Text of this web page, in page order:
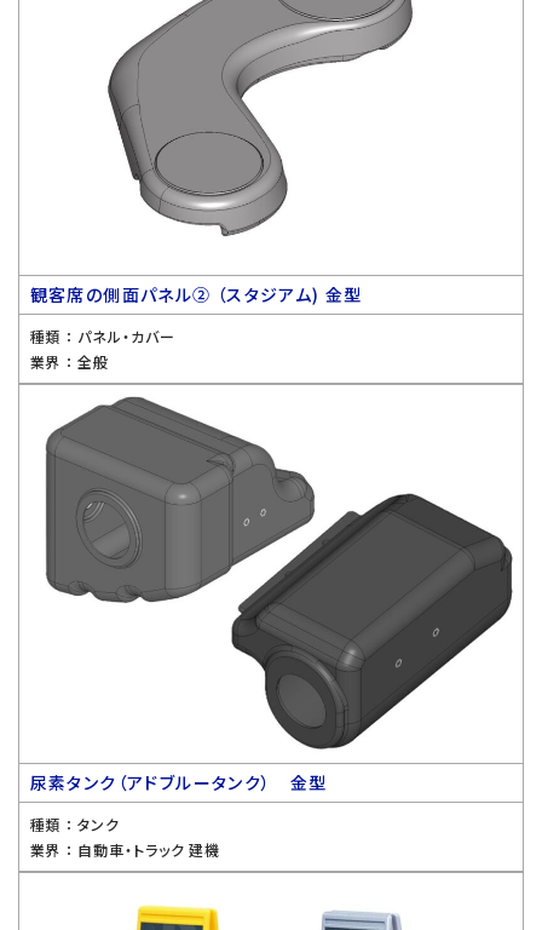
観客席の側面パネル② （スタジアム) 金型
種類 ： パネル・カバー
業界 ： 全般
尿素タンク（アドブルータンク） 金型
種類 ： タンク
業界 ： 自動車・トラック 建機